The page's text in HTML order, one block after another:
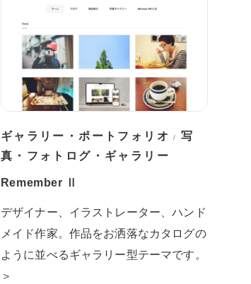
ギャラリー・ポートフォリオ /写
真・フォトログ・ギャラリー
Remember Ⅱ
デザイナー、イラストレーター、ハンド
メイド作家。作品をお洒落なカタログの
ように並べるギャラリー型テーマです。
＞